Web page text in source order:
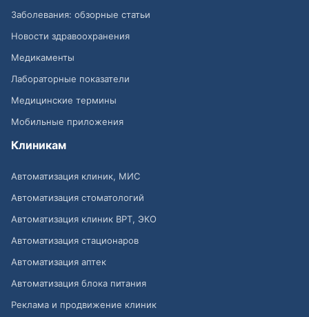
Заболевания: обзорные статьи
Новости здравоохранения
Медикаменты
Лабораторные показатели
Медицинские термины
Мобильные приложения
Клиникам
Автоматизация клиник, МИС
Автоматизация стоматологий
Автоматизация клиник ВРТ, ЭКО
Автоматизация стационаров
Автоматизация аптек
Автоматизация блока питания
Реклама и продвижение клиник